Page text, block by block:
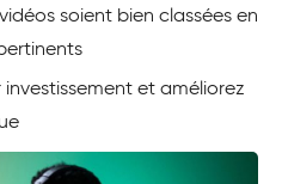
soient bien classées en
et améliorez